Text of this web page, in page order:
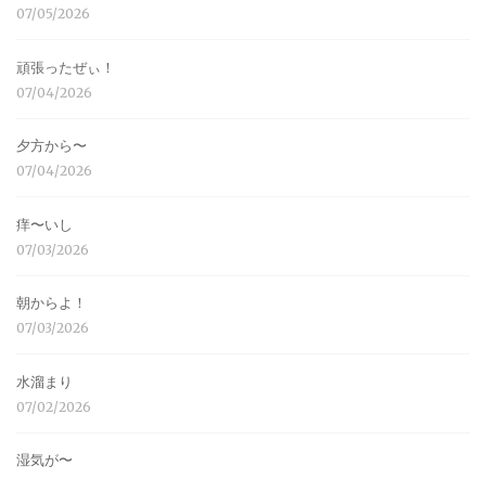
07/05/2026
頑張ったぜぃ！
07/04/2026
夕方から〜
07/04/2026
痒〜いし
07/03/2026
朝からよ！
07/03/2026
水溜まり
07/02/2026
湿気が〜